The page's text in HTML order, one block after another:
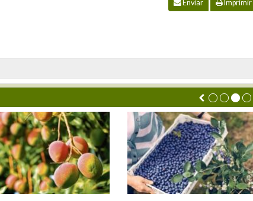
Enviar Imprimir